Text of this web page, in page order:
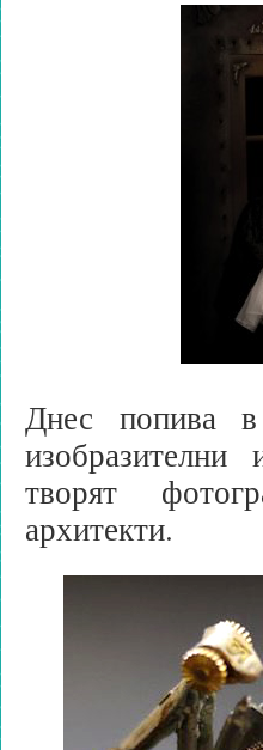
Днес попива
творят
архитекти.